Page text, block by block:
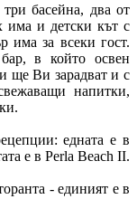
басейна, два от
има и детски кът с
има за всеки гост.
в който освен
ще Ви зарадват и с
напитки,
едната е в
е в Perla Beach II.
- единият е в